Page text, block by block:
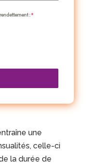
:*
une
celle-ci
la durée de